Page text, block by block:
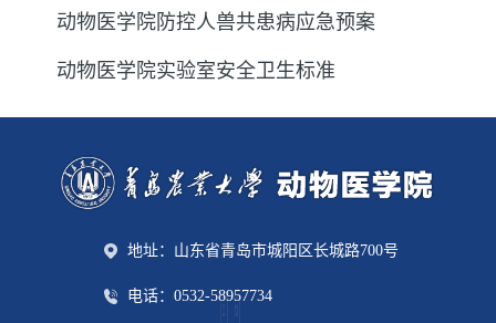
动物医学院防控人兽共患病应急预案
动物医学院实验室安全卫生标准
地址：山东省青岛市城阳区长城路700号
电话：0532-58957734